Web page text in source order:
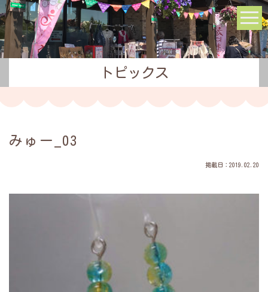
トピックス
みゅー_03
掲載日：2019.02.20